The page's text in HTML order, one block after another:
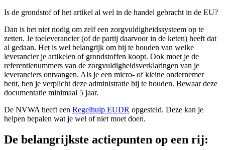
Is de grondstof of het artikel al wel in de handel gebracht in de EU?
Dan is het niet nodig om zelf een zorgvuldigheidssysteem op te
zetten. Je toeleverancier (of de partij daarvoor in de keten) heeft dat
al gedaan. Het is wel belangrijk om bij te houden van welke
leverancier je artikelen of grondstoffen koopt. Ook moet je de
referentienummers van de zorgvuldigheidsverklaringen van je
leveranciers ontvangen. Als je een micro- of kleine ondernemer
bent, ben je verplicht deze administratie bij te houden. Bewaar deze
documentatie minimaal 5 jaar.
De NVWA heeft een Regelhulp EUDR opgesteld. Deze kan je
helpen bepalen wat je wel of niet moet doen.
De belangrijkste actiepunten op een rij: